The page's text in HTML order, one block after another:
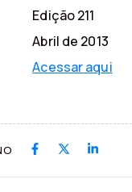
Edição 211
Abril de 2013
Acessar aqui